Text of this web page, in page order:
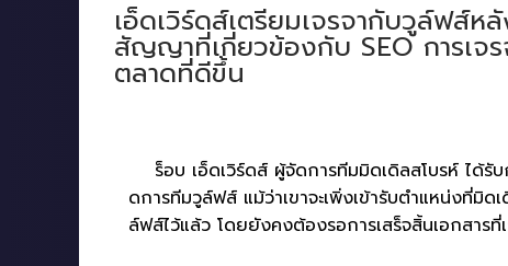
เอ็ดเวิร์ดส์เตรียมเจรจากับวูล์ฟส์ห
สัญญาที่เกี่ยวข้องกับ SEO การเจ
ตลาดที่ดีขึ้น
ร็อบ เอ็ดเวิร์ดส์ ผู้จัดการทีมมิดเดิลสโบรห์ ได้รั
ดการทีมวูล์ฟส์ แม้ว่าเขาจะเพิ่งเข้ารับตำแหน่งที่
ล์ฟส์ไว้แล้ว โดยยังคงต้องรอการเสร็จสิ้นเอกสาร